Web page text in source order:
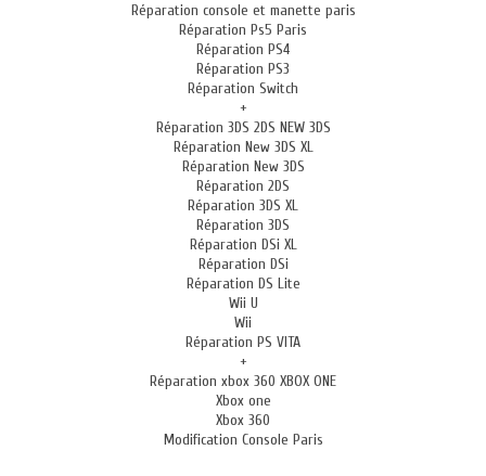
Réparation console et manette paris
Réparation Ps5 Paris
Réparation PS4
Réparation PS3
Réparation Switch
+
Réparation 3DS 2DS NEW 3DS
Réparation New 3DS XL
Réparation New 3DS
Réparation 2DS
Réparation 3DS XL
Réparation 3DS
Réparation DSi XL
Réparation DSi
Réparation DS Lite
Wii U
Wii
Réparation PS VITA
+
Réparation xbox 360 XBOX ONE
Xbox one
Xbox 360
Modification Console Paris